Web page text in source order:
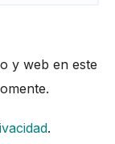
y web en este
.